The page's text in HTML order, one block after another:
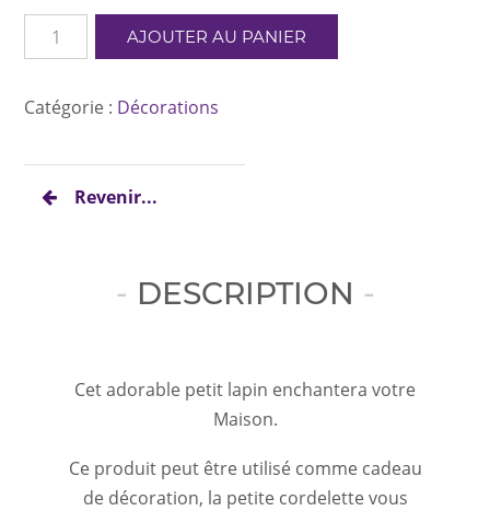
quantité
de
vert
AJOUTER AU PANIER
Catégorie : Décorations
Revenir...
DESCRIPTION
Cet adorable petit lapin enchantera votre
Maison.
Ce produit peut être utilisé comme cadeau
de décoration, la petite cordelette vous